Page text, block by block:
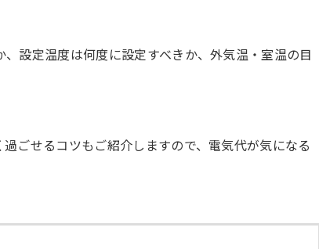
設定温度は何度に設定すべきか、外気温・室温の目
ごせるコツもご紹介しますので、電気代が気になる